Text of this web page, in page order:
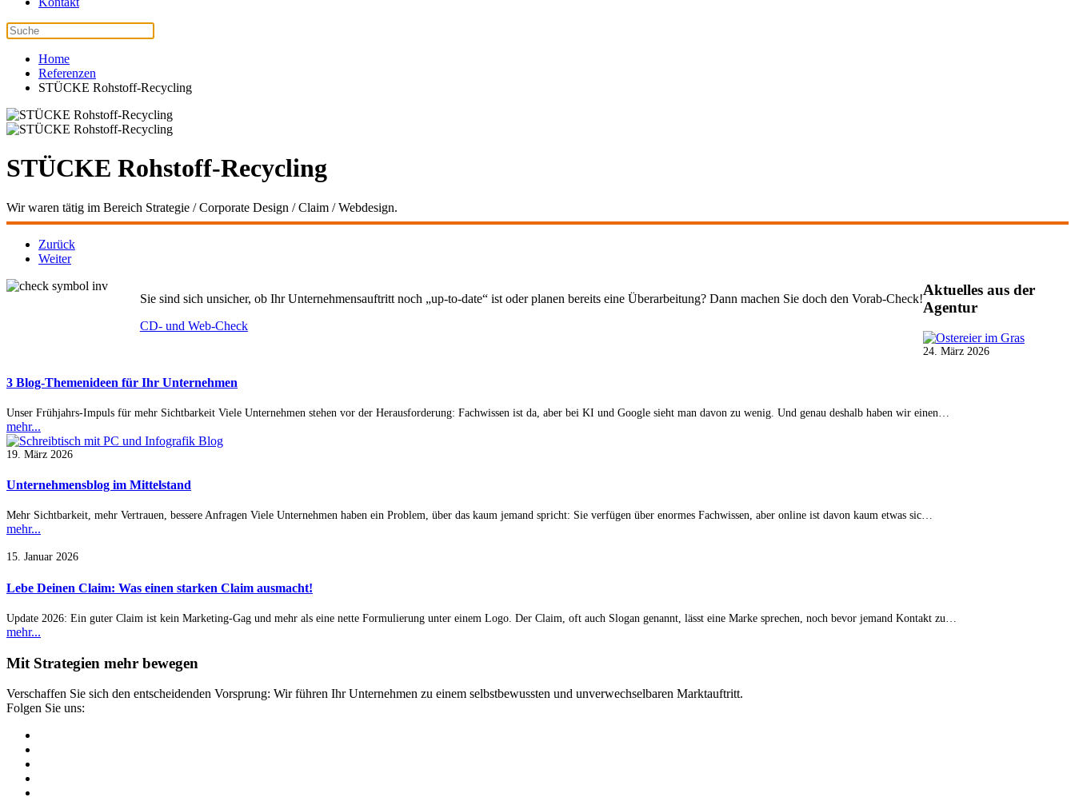
Home
Referenzen
STÜCKE Rohstoff-Recycling
STÜCKE Rohstoff-Recycling
Wir waren tätig im Bereich Strategie / Corporate Design / Claim / Webdesign.
Zurück
Weiter
Sie sind sich unsicher, ob Ihr Unternehmensauftritt noch „up-to-date“ ist oder planen bereits eine Überarbeitung? Dann machen Sie doch den Vorab-Check!
CD- und Web-Check
Aktuelles aus der
Agentur
24. März 2026
3 Blog-Themenideen für Ihr Unternehmen
Unser Frühjahrs-Impuls für mehr Sichtbarkeit Viele Unternehmen stehen vor der Herausforderung: Fachwissen ist da, aber bei KI und Google sieht man davon zu wenig. Und genau deshalb haben wir einen…
mehr...
19. März 2026
Unternehmensblog im Mittelstand
Mehr Sichtbarkeit, mehr Vertrauen, bessere Anfragen Viele Unternehmen haben ein Problem, über das kaum jemand spricht: Sie verfügen über enormes Fachwissen, aber online ist davon kaum etwas sic…
mehr...
15. Januar 2026
Lebe Deinen Claim: Was einen starken Claim ausmacht!
Update 2026: Ein guter Claim ist kein Marketing-Gag und mehr als eine nette Formulierung unter einem Logo. Der Claim, oft auch Slogan genannt, lässt eine Marke sprechen, noch bevor jemand Kontakt zu…
mehr...
Mit Strategien mehr bewegen
Verschaffen Sie sich den entscheidenden Vorsprung: Wir führen Ihr Unternehmen zu einem selbstbewussten und unverwechselbaren Marktauftritt.
Folgen Sie uns: